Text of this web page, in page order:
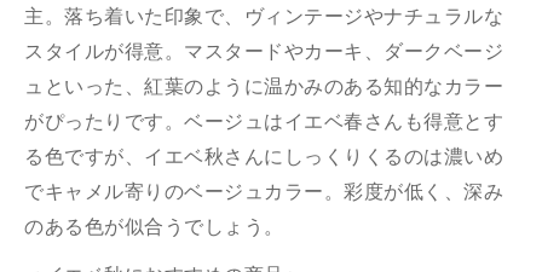
主。落ち着いた印象で、ヴィンテージやナチュラルな
スタイルが得意。マスタードやカーキ、ダークベージ
ュといった、紅葉のように温かみのある知的なカラー
がぴったりです。ベージュはイエベ春さんも得意とす
る色ですが、イエベ秋さんにしっくりくるのは濃いめ
でキャメル寄りのベージュカラー。彩度が低く、深み
のある色が似合うでしょう。